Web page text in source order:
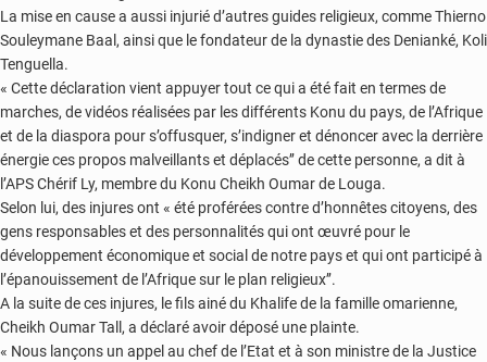
La mise en cause a aussi injurié d’autres guides religieux, comme Thierno
Souleymane Baal, ainsi que le fondateur de la dynastie des Denianké, Koli
Tenguella.
« Cette déclaration vient appuyer tout ce qui a été fait en termes de
marches, de vidéos réalisées par les différents Konu du pays, de l’Afrique
et de la diaspora pour s’offusquer, s’indigner et dénoncer avec la derrière
énergie ces propos malveillants et déplacés’’ de cette personne, a dit à
l’APS Chérif Ly, membre du Konu Cheikh Oumar de Louga.
Selon lui, des injures ont « été proférées contre d’honnêtes citoyens, des
gens responsables et des personnalités qui ont œuvré pour le
développement économique et social de notre pays et qui ont participé à
l’épanouissement de l’Afrique sur le plan religieux’’.
A la suite de ces injures, le fils ainé du Khalife de la famille omarienne,
Cheikh Oumar Tall, a déclaré avoir déposé une plainte.
« Nous lançons un appel au chef de l’Etat et à son ministre de la Justice